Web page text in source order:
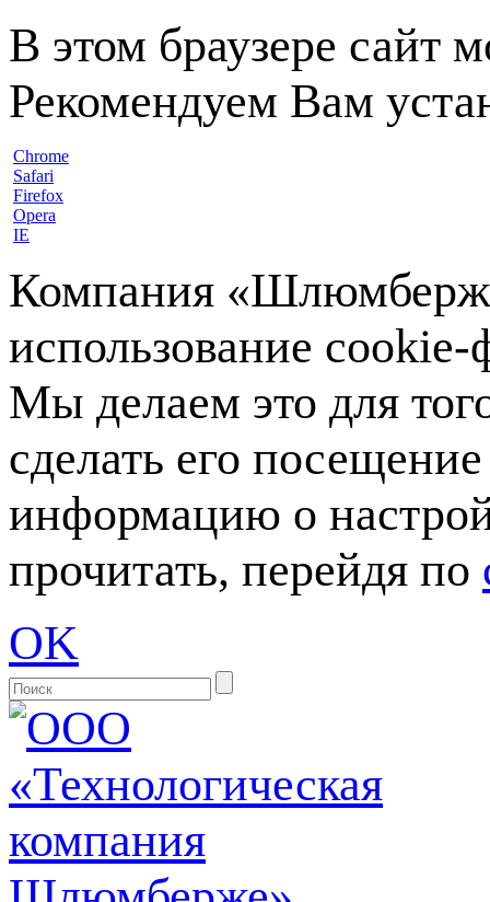
В этом браузере сайт
Рекомендуем Вам
Chrome
Safari
Firefox
Opera
IE
Компания
использование
Мы делаем это для
сделать его
информацию о
прочитать, перейдя по
OK